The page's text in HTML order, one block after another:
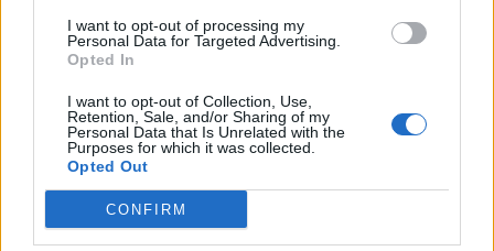
I want to opt-out of processing my
Personal Data for Targeted Advertising.
Opted In
I want to opt-out of Collection, Use,
Retention, Sale, and/or Sharing of my
Personal Data that Is Unrelated with the
Purposes for which it was collected.
Opted Out
CONFIRM
Από την Τζαμάικα στην Τανζανία: Όταν το
ποδόσφαιρο συναντάει την "σκιά" της
X